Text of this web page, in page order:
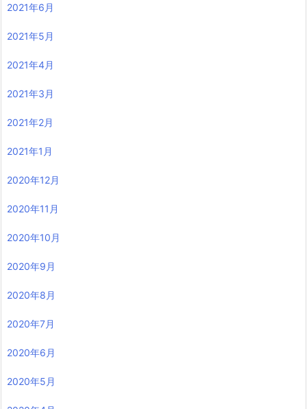
2021年6月
2021年5月
2021年4月
2021年3月
2021年2月
2021年1月
2020年12月
2020年11月
2020年10月
2020年9月
2020年8月
2020年7月
2020年6月
2020年5月